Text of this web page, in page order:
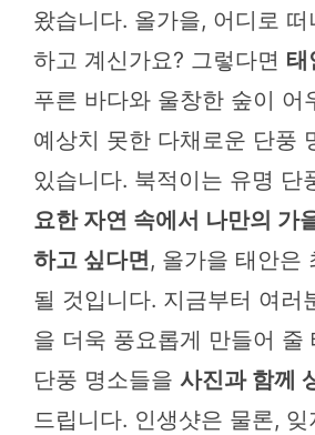
왔습니다. 올가을, 어디로 떠
하고 계신가요? 그렇다면 태
푸른 바다와 울창한 숲이 어
예상치 못한 다채로운 단풍
있습니다. 북적이는 유명 단
요한 자연 속에서 나만의 가
하고 싶다면, 올가을 태안은
될 것입니다. 지금부터 여러
을 더욱 풍요롭게 만들어 줄
단풍 명소들을 사진과 함께
드립니다. 인생샷은 물론,